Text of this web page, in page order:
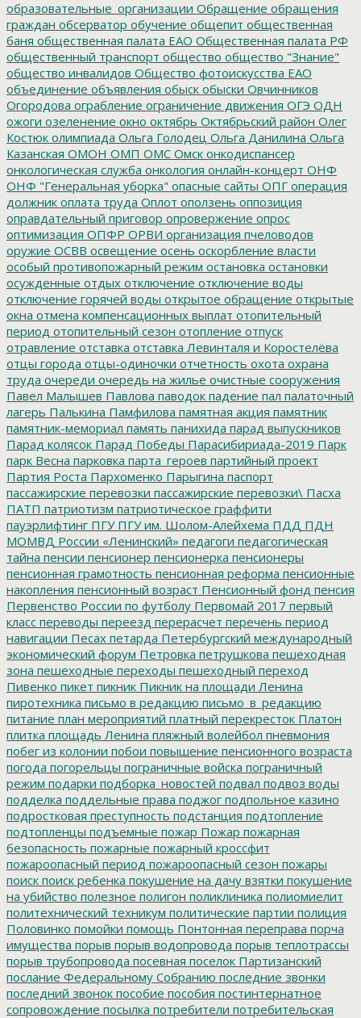
образовательные_организации Обращение обращения
граждан обсерватор обучение общепит общественная
баня общественная палата ЕАО Общественная палата РФ
общественный транспорт общество общество "Знание"
общество инвалидов Общество фотоискусства ЕАО
объединение объявления обыск обыски Овчинников
Огородова ограбление ограничение движения ОГЭ ОДН
ожоги озеленение окно октябрь Октябрьский район Олег
Костюк олимпиада Ольга Голодец Ольга Данилина Ольга
Казанская ОМОН ОМП ОМС Омск онкодиспансер
онкологическая служба онкология онлайн-концерт ОНФ
ОНФ "Генеральная уборка" опасные сайты ОПГ операция
должник оплата труда Оплот оползень оппозиция
оправдательный приговор опровержение опрос
оптимизация ОПФР ОРВИ организация пчеловодов
оружие ОСВВ освещение осень оскорбление власти
особый противопожарный режим остановка остановки
осужденные отдых отключение отключение воды
отключение горячей воды открытое обращение открытые
окна отмена компенсационных выплат отопительный
период отопительный сезон отопление отпуск
отравление отставка отставка Левинталя и Коростелёва
отцы города отцы-одиночки отчетность охота охрана
труда очереди очередь на жилье очистные сооружения
Павел Малышев Павлова паводок падение пал палаточный
лагерь Палькина Памфилова памятная акция памятник
памятник-мемориал память панихида парад выпускников
Парад колясок Парад Победы Парасибириада-2019 Парк
парк Весна парковка парта_героев партийный проект
Партия Роста Пархоменко Парыгина паспорт
пассажирские перевозки пассажирские перевозки\ Пасха
ПАТП патриотизм патриотическое граффити
пауэрлифтинг ПГУПГУ им. Шолом-Алейхема ПДД ПДН
МОМВД России «Ленинский» педагоги педагогическая
тайна пенсии пенсионер пенсионерка пенсионеры
пенсионная грамотность пенсионная реформа пенсионные
накопления пенсионный возраст Пенсионный фонд пенсия
Первенство России по футболу Первомай 2017 первый
класс переводы переезд перерасчет перечень период
навигации Песах петарда Петербургский международный
экономический форум Петровка петрушкова пешеходная
зона пешеходные переходы пешеходный переход
Пивенко пикет пикник Пикник на площади Ленина
пиротехника письмо в редакцию письмо_в_редакцию
питание план мероприятий платный перекресток Платон
плитка площадь Ленина пляжный волейбол пневмония
побег из колонии побои повышение пенсионного возраста
погода погорельцы пограничные войска пограничный
режим подарки подборка_новостей подвал подвоз воды
подделка поддельные права поджог подпольное казино
подростковая преступность подстанция подтопление
подтопленцы подъемные пожар Пожар пожарная
безопасность пожарные пожарный кроссфит
пожароопасный период пожароопасный сезон пожары
поиск поиск ребенка покушение на дачу взятки покушение
на убийство полезное полигон поликлиника полиомиелит
политехнический техникум политические партии полиция
Половинко помойки помощь Понтонная переправа порча
имущества порыв порыв водопровода порыв теплотрассы
порыв трубопровода посевная поселок Партизанский
послание Федеральному Собранию последние звонки
последний звонок пособие пособия постинтернатное
сопровождение посылка потребители потребительская